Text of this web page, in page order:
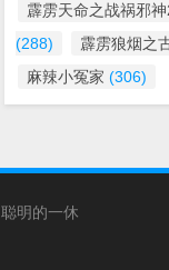
霹雳天命之战祸邪
(288)
霹雳狼烟之
麻辣小冤家 (306)
聪明的一休